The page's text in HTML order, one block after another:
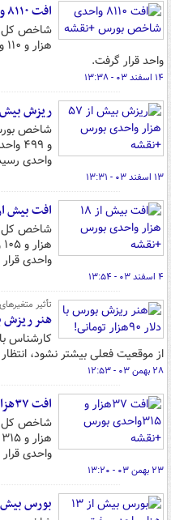
افت ۸۱۱۰ واحدی شاخص بورس +نقشه
واحد قرار گرفت.
۱۴ اسفند ۰۳ - ۱۳:۳۸
ریزش بیش از ۵۷ هزار واحدی
واحدی
۱۳ اسفند ۰۳ - ۱۳:۳۱
افت بیش از ۱۸ هزار واحدی بورس
واحدی
۴ اسفند ۰۳ - ۱۳:۵۴
تأثیر
هنر ریزش بورس
کارشناس
از موقعیت فعلی بیشتر نشود،
۲۸ بهمن ۰۳ - ۱۲:۵۳
افت ۳۷هزار و ۳۱۵واحدی بورس +نقشه
واحدی
۲۳ بهمن ۰۳ - ۱۳:۲۰
بورس بیش از ۱۳ هزار واحد